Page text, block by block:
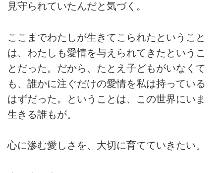
見守られていたんだと気づく。
ここまでわたしが生きてこられたということ
は、わたしも愛情を与えられてきたというこ
とだった。だから、たとえ子どもがいなくて
も、誰かに注ぐだけの愛情を私は持っている
はずだった。ということは、この世界にいま
生きる誰もが。
心に滲む愛しさを、大切に育てていきたい。